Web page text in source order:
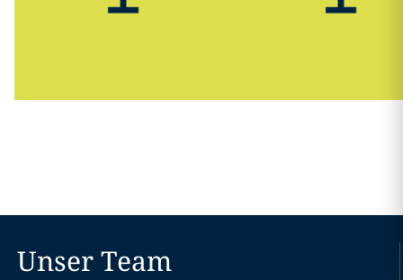
Unser Team